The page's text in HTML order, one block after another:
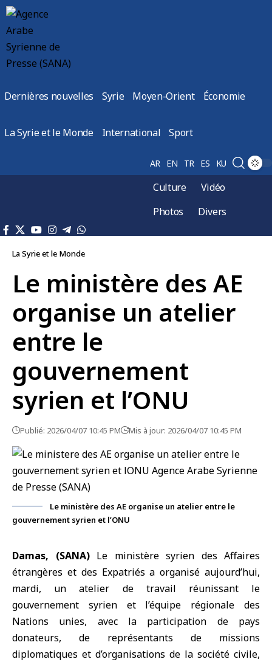
Dernières nouvelles Syrie Moyen-Orient Économie
La Syrie et le Monde International Sport
AR EN TR ES KU
Culture
Vidéo
Photos
Divers
La Syrie et le Monde
Le ministère des AE
organise un atelier
entre le
gouvernement
syrien et l’ONU
Publié: 2026/04/07 10:45 PM Mis à jour: 2026/04/07 10:45 PM
Le ministère des AE organise un atelier entre le
gouvernement syrien et l’ONU
Damas, (SANA)Le ministère syrien des Affaires
étrangères et des Expatriésa organisé aujourd’hui,
mardi, un atelier de travail réunissant le
gouvernement syrienet l’équipe régionale des
Nations unies, avec la participation de pays
donateurs, de représentants de missions
diplomatiques et d’organisations de la société civile,